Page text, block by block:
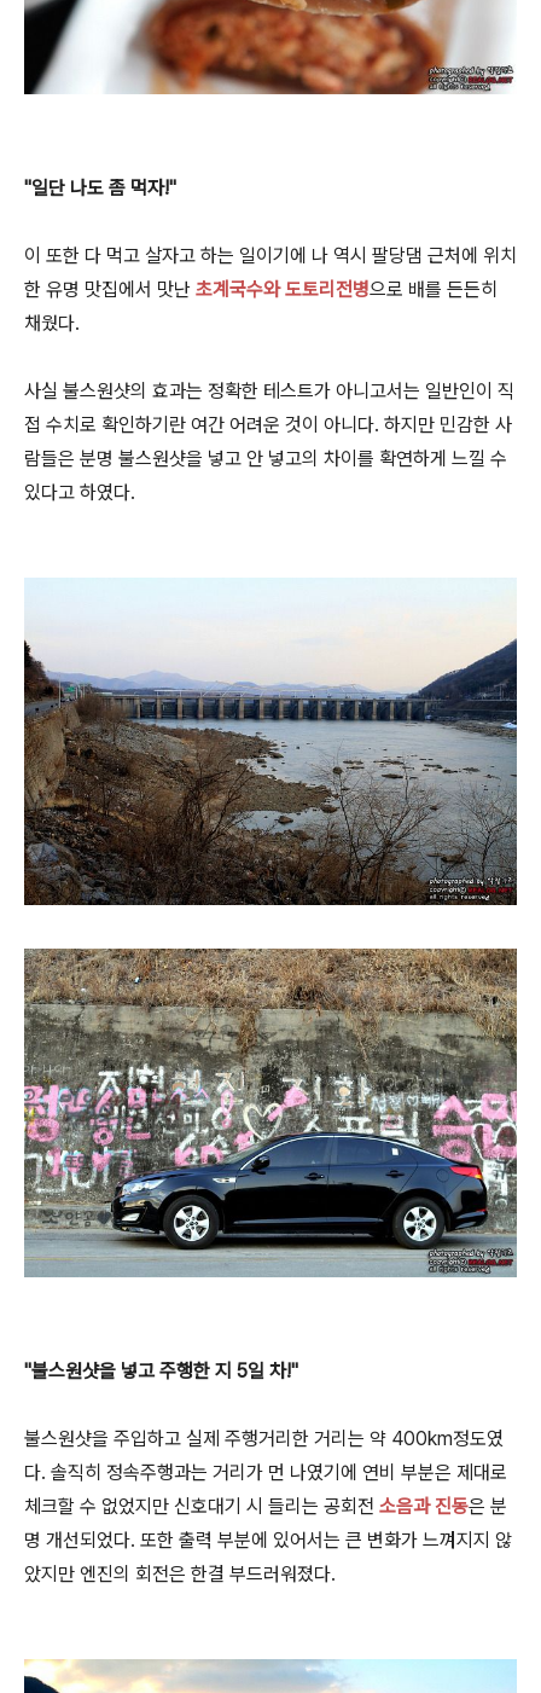
"일단 나도 좀 먹자!"
이 또한 다 먹고 살자고 하는 일이기에 나 역시 팔당댐 근처에 위치
한 유명 맛집에서 맛난 초계국수와 도토리전병으로 배를 든든히
채웠다.
사실 불스원샷의 효과는 정확한 테스트가 아니고서는 일반인이 직
접 수치로 확인하기란 여간 어려운 것이 아니다. 하지만 민감한 사
람들은 분명 불스원샷을 넣고 안 넣고의 차이를 확연하게 느낄 수
있다고 하였다.
"불스원샷을 넣고 주행한 지 5일 차!"
불스원샷을 주입하고 실제 주행거리한 거리는 약 400km정도였
다. 솔직히 정속주행과는 거리가 먼 나였기에 연비 부분은 제대로
체크할 수 없었지만 신호대기 시 들리는 공회전 소음과 진동은 분
명 개선되었다. 또한 출력 부분에 있어서는 큰 변화가 느껴지지 않
았지만 엔진의 회전은 한결 부드러워졌다.